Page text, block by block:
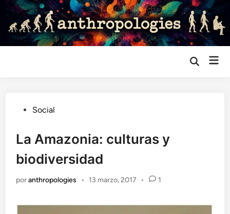
Saltar
contenido
Abrir
Publicado
Social
La Amazonia: culturas y
biodiversidad
poranthropologies • 13 marzo, 2017 • 1